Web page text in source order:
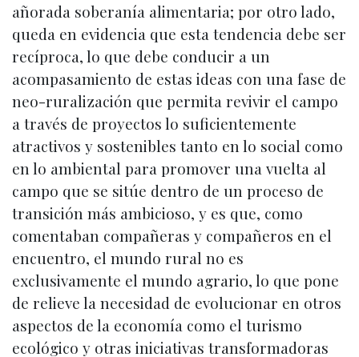
añorada soberanía alimentaria; por otro lado,
queda en evidencia que esta tendencia debe ser
recíproca, lo que debe conducir a un
acompasamiento de estas ideas con una fase de
neo-ruralización que permita revivir el campo
a través de proyectos lo suficientemente
atractivos y sostenibles tanto en lo social como
en lo ambiental para promover una vuelta al
campo que se sitúe dentro de un proceso de
transición más ambicioso, y es que, como
comentaban compañeras y compañeros en el
encuentro, el mundo rural no es
exclusivamente el mundo agrario, lo que pone
de relieve la necesidad de evolucionar en otros
aspectos de la economía como el turismo
ecológico y otras iniciativas transformadoras